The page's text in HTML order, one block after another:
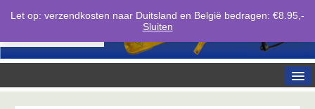
Let op: verzendkosten naar Duitsland en België bedragen: €8.95,-
Sluiten